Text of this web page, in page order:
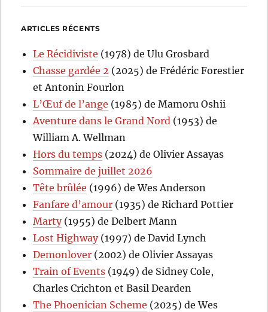
ARTICLES RÉCENTS
Le Récidiviste (1978) de Ulu Grosbard
Chasse gardée 2 (2025) de Frédéric Forestier
et Antonin Fourlon
L’Œuf de l’ange (1985) de Mamoru Oshii
Aventure dans le Grand Nord (1953) de
William A. Wellman
Hors du temps (2024) de Olivier Assayas
Sommaire de juillet 2026
Tête brûlée (1996) de Wes Anderson
Fanfare d’amour (1935) de Richard Pottier
Marty(1955) de Delbert Mann
Lost Highway(1997) de David Lynch
Demonlover (2002) de Olivier Assayas
Train of Events (1949) de Sidney Cole,
Charles Crichton et Basil Dearden
The Phoenician Scheme (2025) de Wes